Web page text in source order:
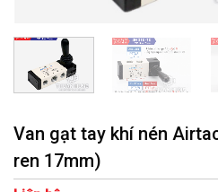
Van gạt tay khí nén
ren 17mm)